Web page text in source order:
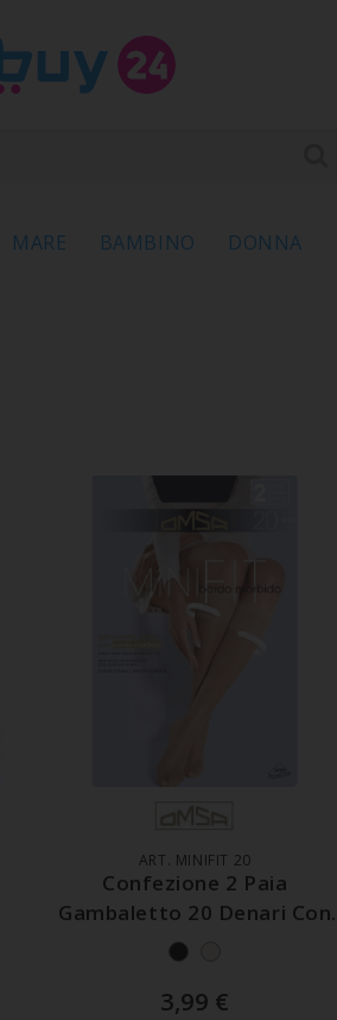
MARE BAMBINO DONNA
AGGIUNGI AL CARRELLO
ART. MINIFIT 20
Confezione 2 Paia
Gambaletto 20 Denari Con
Polsino Comfort
3,99 €